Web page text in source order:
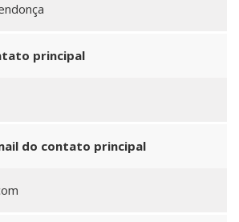
principal
do contato principal